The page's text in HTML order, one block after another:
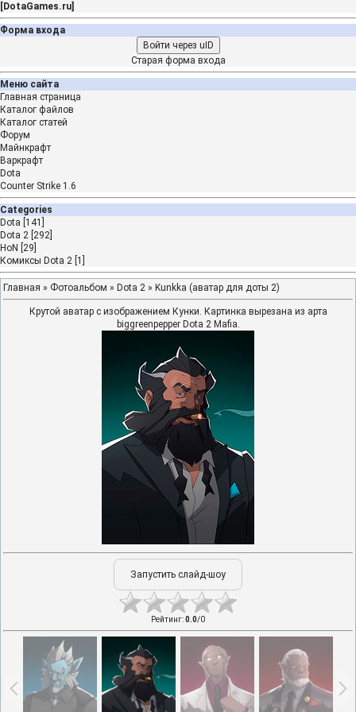
[DotaGames.ru]
Форма входа
Войти через uID
Старая форма входа
Меню сайта
Главная страница
Каталог файлов
Каталог статей
Форум
Майнкрафт
Варкрафт
Dota
Counter Strike 1.6
Categories
Dota [141]
Dota 2 [292]
HoN [29]
Комиксы Dota 2 [1]
Главная » Фотоальбом » Dota 2 » Kunkka (аватар для доты 2)
Крутой аватар с изображением Кунки. Картинка вырезана из арта
biggreenpepper Dota 2 Mafia.
Рейтинг:0.0/0